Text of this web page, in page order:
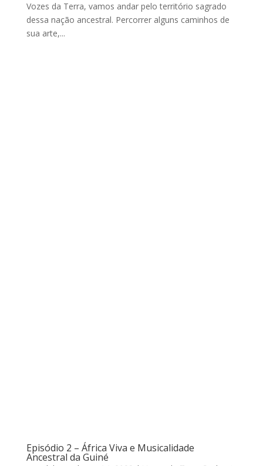
Vozes da Terra, vamos andar pelo território sagrado
dessa nação ancestral. Percorrer alguns caminhos de
sua arte,...
Episódio 2 – África Viva e Musicalidade
Ancestral da Guiné